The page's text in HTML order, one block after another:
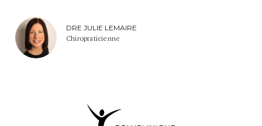
DRE JULIE LEMAIRE
Chiropraticienne